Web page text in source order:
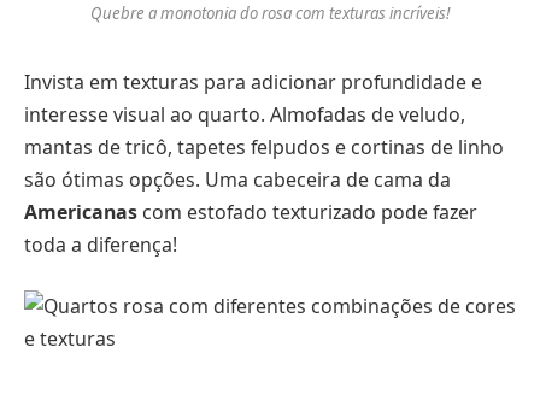
Quebre a monotonia do rosa com texturas incríveis!
Invista em texturas para adicionar profundidade e
interesse visual ao quarto. Almofadas de veludo,
mantas de tricô, tapetes felpudos e cortinas de linho
são ótimas opções. Uma cabeceira de cama da
Americanas com estofado texturizado pode fazer
toda a diferença!